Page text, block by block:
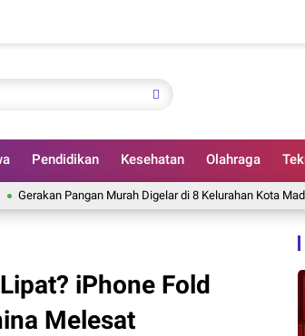
Pendidikan Kesehatan Olahraga
Pangan Murah Digelar di 8 Kelurahan Kota Madiun, Ini
iPhone Fold
Melesat